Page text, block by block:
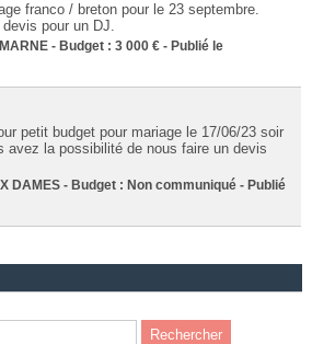
franco / breton pour le 23 septembre.
pour un DJ.
- Budget : 3 000 € - Publié le
petit budget pour mariage le 17/06/23 soir
avez la possibilité de nous faire un devis
DAMES - Budget : Non communiqué - Publié